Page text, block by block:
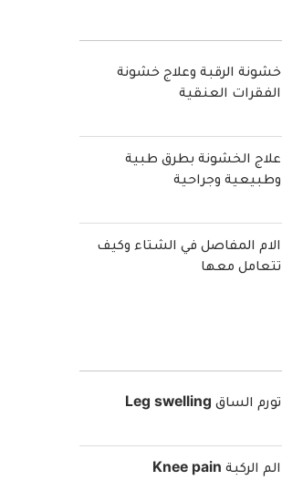
خشونة الرقبة وعلاج خشونة
الفقرات العنقية
علاج الخشونة بطرق طبية
وطبيعية وجراحية
الام المفاصل في الشتاء وكيف
تتعامل معها
تورم الساق Leg swelling
الم الركبة Knee pain